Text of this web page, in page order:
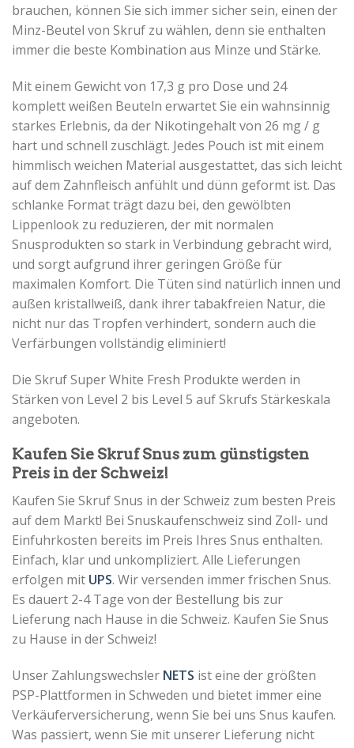
brauchen, können Sie sich immer sicher sein, einen der
Minz-Beutel von Skruf zu wählen, denn sie enthalten
immer die beste Kombination aus Minze und Stärke.
Mit einem Gewicht von 17,3 g pro Dose und 24
komplett weißen Beuteln erwartet Sie ein wahnsinnig
starkes Erlebnis, da der Nikotingehalt von 26 mg / g
hart und schnell zuschlägt. Jedes Pouch ist mit einem
himmlisch weichen Material ausgestattet, das sich leicht
auf dem Zahnfleisch anfühlt und dünn geformt ist. Das
schlanke Format trägt dazu bei, den gewölbten
Lippenlook zu reduzieren, der mit normalen
Snusprodukten so stark in Verbindung gebracht wird,
und sorgt aufgrund ihrer geringen Größe für
maximalen Komfort. Die Tüten sind natürlich innen und
außen kristallweiß, dank ihrer tabakfreien Natur, die
nicht nur das Tropfen verhindert, sondern auch die
Verfärbungen vollständig eliminiert!
Die Skruf Super White Fresh Produkte werden in
Stärken von Level 2 bis Level 5 auf Skrufs Stärkeskala
angeboten.
Kaufen Sie Skruf Snus zum günstigsten
Preis in der Schweiz!
Kaufen Sie Skruf Snus in der Schweiz zum besten Preis
auf dem Markt! Bei Snuskaufenschweiz sind Zoll- und
Einfuhrkosten bereits im Preis Ihres Snus enthalten.
Einfach, klar und unkompliziert. Alle Lieferungen
erfolgen mit UPS. Wir versenden immer frischen Snus.
Es dauert 2-4 Tage von der Bestellung bis zur
Lieferung nach Hause in die Schweiz. Kaufen Sie Snus
zu Hause in der Schweiz!
Unser Zahlungswechsler NETS ist eine der größten
PSP-Plattformen in Schweden und bietet immer eine
Verkäuferversicherung, wenn Sie bei uns Snus kaufen.
Was passiert, wenn Sie mit unserer Lieferung nicht